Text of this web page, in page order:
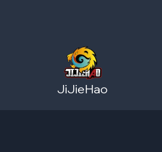
JiJieHao